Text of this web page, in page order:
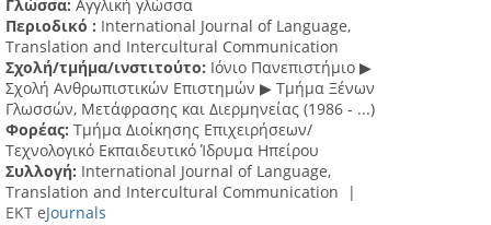
Γλώσσα: Αγγλική γλώσσα
Περιοδικό : International Journal of Language,
Translation and Intercultural Communication
Σχολή/τμήμα/ινστιτούτο: Ιόνιο Πανεπιστήμιο ▶
Σχολή Ανθρωπιστικών Επιστημών ▶ Tμήμα Ξένων
Γλωσσών, Mετάφρασης και Διερμηνείας (1986 - ...)
Φορέας: Τμήμα Διοίκησης Επιχειρήσεων/
Τεχνολογικό Εκπαιδευτικό Ίδρυμα Ηπείρου
Συλλογή: International Journal of Language,
Translation and Intercultural Communication |
ΕΚΤ eJournals